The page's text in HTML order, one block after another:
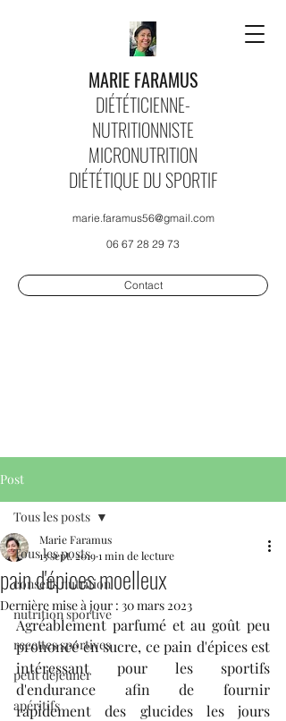
MARIE FARAMUS
DIÉTÉTICIENNE-
NUTRITIONNISTE
MICRONUTRITION
DIÉTÉTIQUE DU SPORTIF
marie.faramus56@gmail.com
06 67 28 29 73
Contact
Post
Tous les posts
conseils nutrition
nutrition sportive
recettes sportives
petit déjeuner
apéritifs
Tous les posts
pain d'épices moelleux
Marie Faramus
13 sept. 20191 min de lecture
Dernière mise à jour : 30 mars 2023
Agréablement parfumé et au goût peu
prononcé en sucre, ce pain d'épices est
intéressant pour les sportifs
d'endurance afin de fournir
rapidement des glucides les jours